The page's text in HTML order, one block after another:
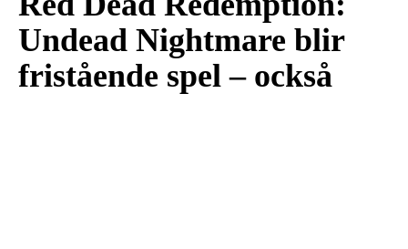
Undead Nightmare blir
fristående spel – också